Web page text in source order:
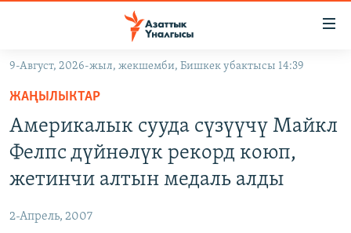
Навигацияга
өтүңүз
Издөөгө
салыңызКЫРГЫЗСТАН
МАДАНИЯТ
ДҮЙНӨ
ТВ ПРОГРАММАЛАР
9-Август, 2026-жыл, жекшемби, Бишкек убактысы 14:39
ЖАҢЫЛЫКТАР
Америкалык сууда сүзүүчү Майкл
Фелпс дүйнөлүк рекорд коюп,
жетинчи алтын медаль алды
2-Апрель, 2007